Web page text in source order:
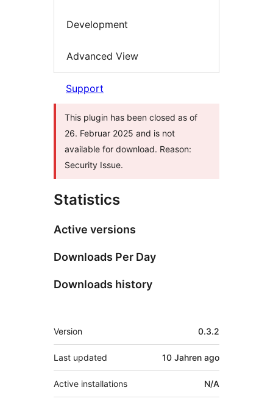
Development
Advanced View
Support
This plugin has been closed as of
26. Februar 2025 and is not
available for download. Reason:
Security Issue.
Statistics
Active versions
Downloads Per Day
Downloads history
Meta
Version 0.3.2
Last updated 10 Jahren ago
Active installations N/A